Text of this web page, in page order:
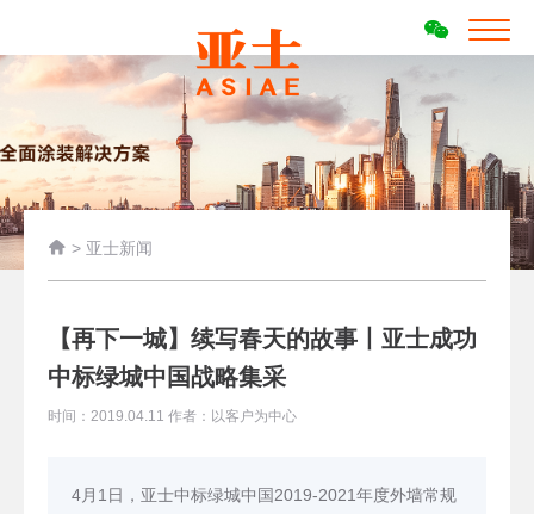
 > 亚士新闻
【再下一城】续写春天的故事丨亚士成功
中标绿城中国战略集采
时间：2019.04.11 作者：以客户为中心
4月1日，亚士中标绿城中国2019-2021年度外墙常规